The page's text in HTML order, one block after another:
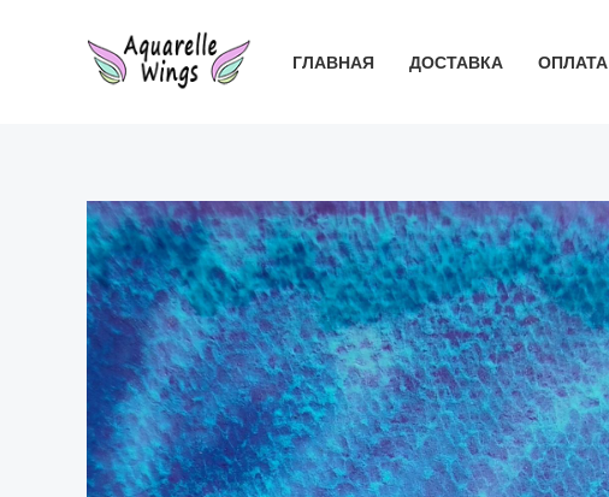
содержимому
ГЛАВНАЯ ДОСТАВКА ОПЛАТА